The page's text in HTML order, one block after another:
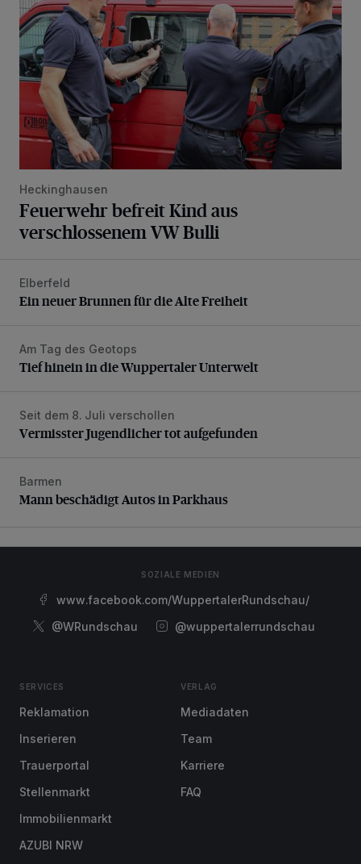
Heckinghausen
Feuerwehr befreit Kind aus
verschlossenem VW Bulli
Ein neuer Brunnen für die Alte Freiheit
Elberfeld
Ein neuer Brunnen für die Alte Freiheit
Tief hinein in die Wuppertaler Unterwelt
Am Tag des Geotops
Tief hinein in die Wuppertaler Unterwelt
Vermisster Jugendlicher tot aufgefunden
Seit dem 8. Juli verschollen
Vermisster Jugendlicher tot aufgefunden
Mann beschädigt Autos in Parkhaus
Barmen
Mann beschädigt Autos in Parkhaus
SOZIALE MEDIEN
www.facebook.com/WuppertalerRundschau/
@WRundschau
@wuppertalerrundschau
SERVICES
Reklamation
Inserieren
Trauerportal
Stellenmarkt
Immobilienmarkt
AZUBI NRW
VERLAG
Mediadaten
Team
Karriere
FAQ